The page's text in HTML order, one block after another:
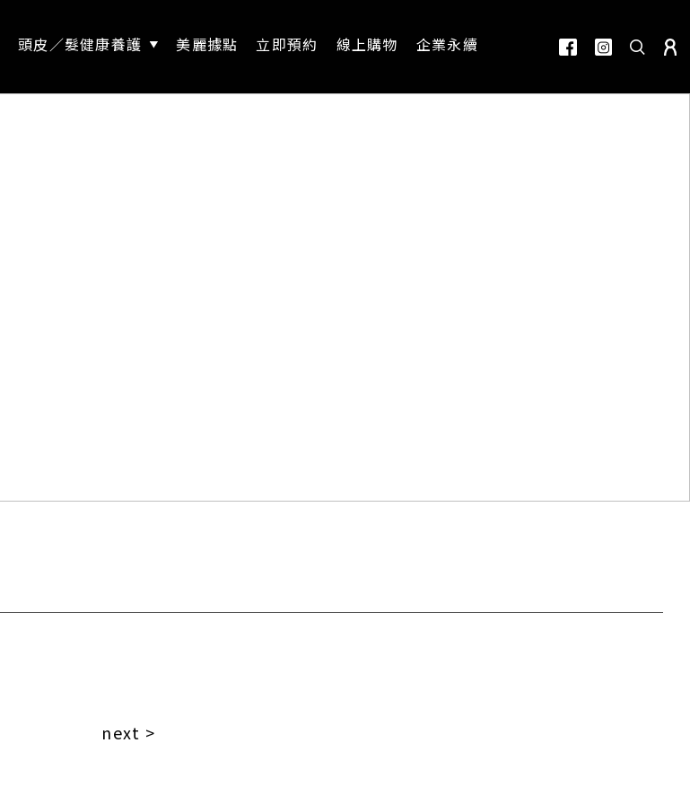
頭皮／髮健康養護 美麗據點 立即預約 線上購物 企業永續
next >